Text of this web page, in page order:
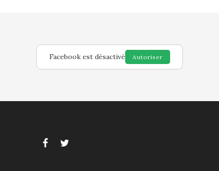
Facebook est désactivé Autoriser